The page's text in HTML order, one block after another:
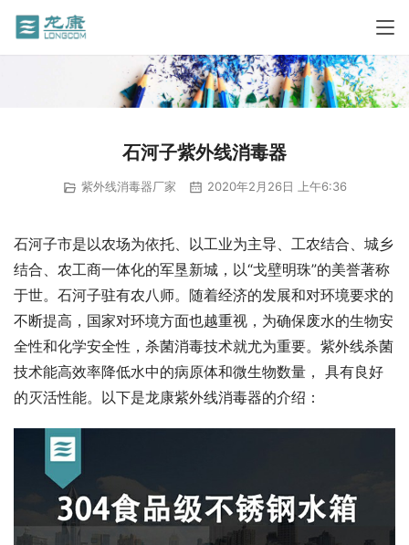
石河子紫外线消毒器
紫外线消毒器厂家 2020年2月26日 上午6:36
石河子市是以农场为依托、以工业为主导、工农结合、城乡
结合、农工商一体化的军垦新城，以“戈壁明珠”的美誉著称
于世。石河子驻有农八师。随着经济的发展和对环境要求的
不断提高，国家对环境方面也越重视，为确保废水的生物安
全性和化学安全性，杀菌消毒技术就尤为重要。紫外线杀菌
技术能高效率降低水中的病原体和微生物数量， 具有良好
的灭活性能。以下是龙康紫外线消毒器的介绍：